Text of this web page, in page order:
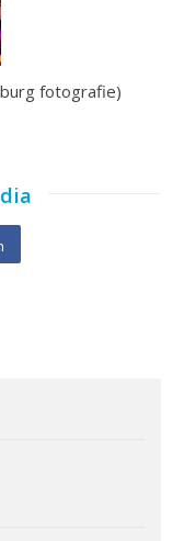
fotografie)